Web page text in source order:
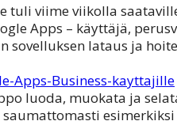
tuli viime viikolla
Apps – käyttäjä,
lataus ja
luoda, muokata ja